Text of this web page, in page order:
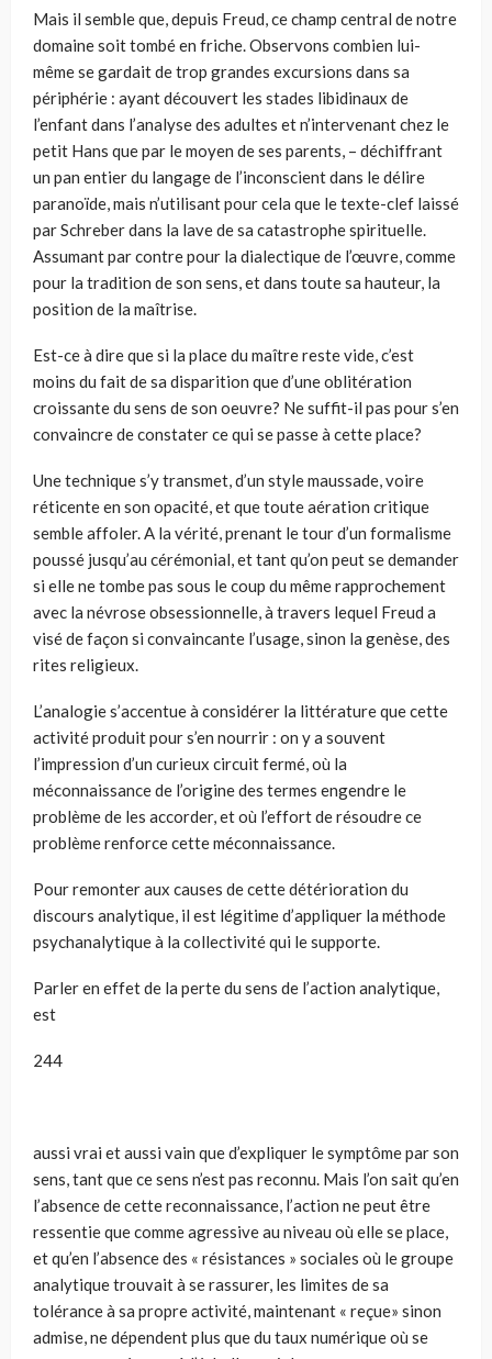
Mais il semble que, depuis Freud, ce champ central de notre
domaine soit tombé en friche. Observons combien lui-
même se gardait de trop grandes excursions dans sa
périphérie : ayant découvert les stades libidinaux de
l’enfant dans l’analyse des adultes et n’intervenant chez le
petit Hans que par le moyen de ses parents, – déchiffrant
un pan entier du langage de l’inconscient dans le délire
paranoïde, mais n’utilisant pour cela que le texte-clef laissé
par Schreber dans la lave de sa catastrophe spirituelle.
Assumant par contre pour la dialectique de l’œuvre, comme
pour la tradition de son sens, et dans toute sa hauteur, la
position de la maîtrise.
Est-ce à dire que si la place du maître reste vide, c’est
moins du fait de sa disparition que d’une oblitération
croissante du sens de son oeuvre? Ne suffit-il pas pour s’en
convaincre de constater ce qui se passe à cette place?
Une technique s’y transmet, d’un style maussade, voire
réticente en son opacité, et que toute aération critique
semble affoler. A la vérité, prenant le tour d’un formalisme
poussé jusqu’au cérémonial, et tant qu’on peut se demander
si elle ne tombe pas sous le coup du même rapprochement
avec la névrose obsessionnelle, à travers lequel Freud a
visé de façon si convaincante l’usage, sinon la genèse, des
rites religieux.
L’analogie s’accentue à considérer la littérature que cette
activité produit pour s’en nourrir : on y a souvent
l’impression d’un curieux circuit fermé, où la
méconnaissance de l’origine des termes engendre le
problème de les accorder, et où l’effort de résoudre ce
problème renforce cette méconnaissance.
Pour remonter aux causes de cette détérioration du
discours analytique, il est légitime d’appliquer la méthode
psychanalytique à la collectivité qui le supporte.
Parler en effet de la perte du sens de l’action analytique,
est
244
aussi vrai et aussi vain que d’expliquer le symptôme par son
sens, tant que ce sens n’est pas reconnu. Mais l’on sait qu’en
l’absence de cette reconnaissance, l’action ne peut être
ressentie que comme agressive au niveau où elle se place,
et qu’en l’absence des « résistances » sociales où le groupe
analytique trouvait à se rassurer, les limites de sa
tolérance à sa propre activité, maintenant « reçue» sinon
admise, ne dépendent plus que du taux numérique où se